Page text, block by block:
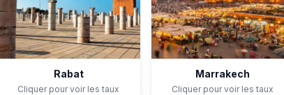
Rabat
Cliquer pour voir les taux
Marrakech
Cliquer pour voir les taux